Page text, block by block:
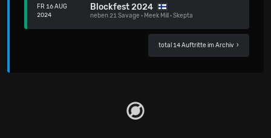
FR 16 AUG
2024
Blockfest 2024
neben21 Savage · Meek Mill ·Skepta
total 14 Auftritte im Archiv ›